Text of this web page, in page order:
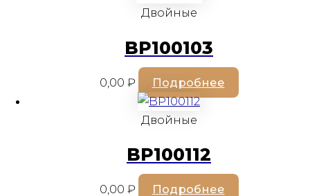
Двойные
BP100103
0,00 ₽ Подробнее
Двойные
BP100112
0,00 ₽ Подробнее